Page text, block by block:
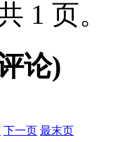
1 页。
论)
下一页 最末页